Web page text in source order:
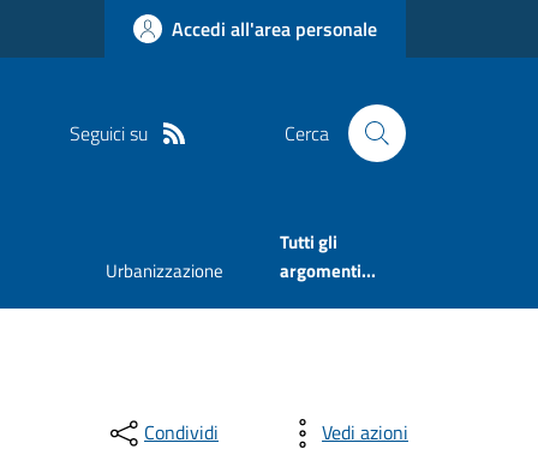
Accedi all'area personale
Seguici su Cerca
Urbanizzazione
Tutti gli
argomenti...
Condividi Vedi azioni